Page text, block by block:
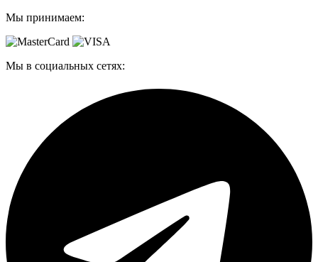
Мы принимаем:
Мы в социальных сетях: